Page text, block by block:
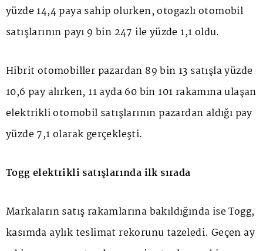
yüzde 14,4 paya sahip olurken, otogazlı otomobil
satışlarının payı 9 bin 247 ile yüzde 1,1 oldu.
Hibrit otomobiller pazardan 89 bin 13 satışla yüzde
10,6 pay alırken, 11 ayda 60 bin 101 rakamına ulaşan
elektrikli otomobil satışlarının pazardan aldığı pay
yüzde 7,1 olarak gerçekleşti.
Togg elektrikli satışlarında ilk sırada
Markaların satış rakamlarına bakıldığında ise Togg,
kasımda aylık teslimat rekorunu tazeledi. Geçen ay